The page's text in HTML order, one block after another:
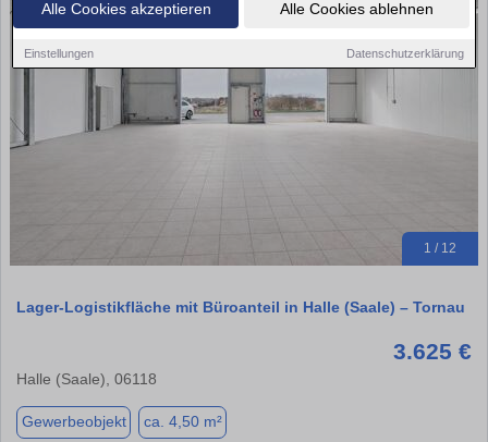
Alle Cookies akzeptieren Alle Cookies ablehnen
Einstellungen Datenschutzerklärung
1 / 12
Lager-Logistikfläche mit Büroanteil in Halle (Saale) – Tornau
3.625 €
Halle (Saale), 06118
Gewerbeobjekt ca. 4,50 m²